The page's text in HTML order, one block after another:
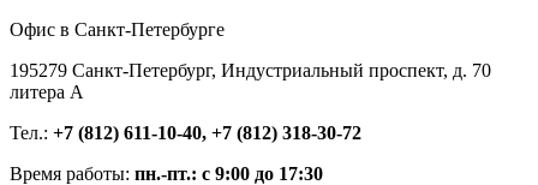
Офис в Санкт-Петербурге
195279 Санкт-Петербург, Индустриальный проспект, д. 70
литера А
Тел.: +7 (812) 611-10-40, +7 (812) 318-30-72
Время работы: пн.-пт.: с 9:00 до 17:30